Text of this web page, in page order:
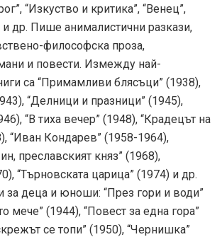
“Изкуство и критика”, “Венец”,
и др. Пише анималистични разкази,
философска проза,
и повести. Измежду най-
са “Примамливи блясъци” (1938),
“Делници и празници” (1945),
“В тиха вечер” (1948), “Крадецът на
“Иван Кондарев” (1958-1964),
преславският княз” (1968),
“Търновската царица” (1974) и др.
за деца и юноши: “През гори и води”
мече” (1944), “Повест за една гора”
се топи” (1950), “Чернишка”